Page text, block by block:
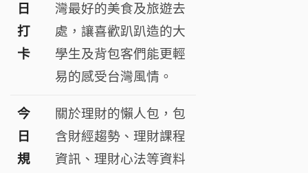
日
打
卡
灣最好的美食及旅遊去
處，讓喜歡趴趴造的大
學生及背包客們能更輕
易的感受台灣風情。
今
日
規
關於理財的懶人包，包
含財經趨勢、理財課程
資訊、理財心法等資料